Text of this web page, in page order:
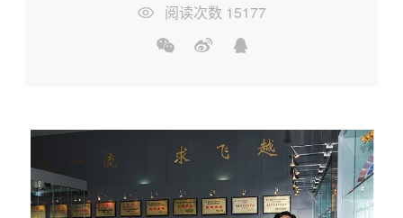
阅读次数 15177